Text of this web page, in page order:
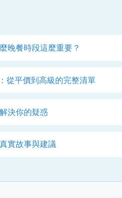
晚餐時段這麼重要？
從平價到高級的完整清單
決你的疑惑
實故事與建議